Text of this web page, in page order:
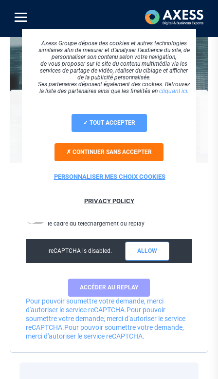
contenu
principal
Visuel
principal
Nom / Prénom
le cadre du téléchargement du replay
reCAPTCHA is disabled. ALLOW
Pour pouvoir soumettre votre demande, merci
d'autoriser le service reCAPTCHA.Pour pouvoir
soumettre votre demande, merci d'autoriser le service
reCAPTCHA.Pour pouvoir soumettre votre demande,
merci d'autoriser le service reCAPTCHA.
Axess Groupe dépose des cookies et autres technologies
similaires afin de mesurer et d’analyser l’audience du site, de
personnaliser son contenu selon votre navigation,
de vous proposer sur le site du contenu multimédia via les
services de partage de vidéo, réaliser du ciblage et afficher
de la publicité personnalisée.
Ses partenaires déposent également des cookies. Retrouvez
la liste des partenaires ainsi que les finalités en cliquant ici.
TOUT ACCEPTER
CONTINUER SANS ACCEPTER
PERSONNALISER MES CHOIX COOKIES
PRIVACY POLICY